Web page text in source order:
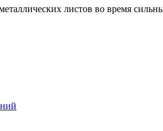
листов во время